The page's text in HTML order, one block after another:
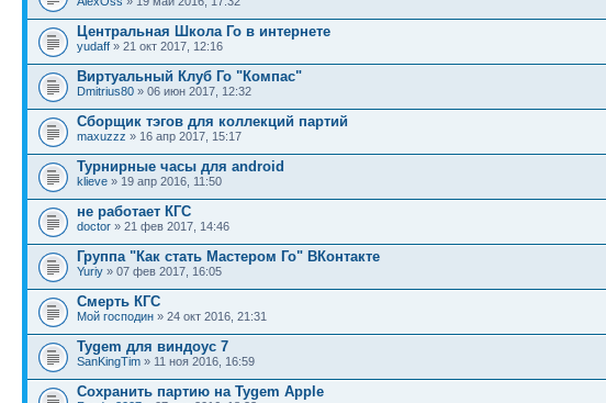
Центральная Школа Го в интернете
yudaff » 21 окт 2017, 12:16
Виртуальный Клуб Го "Компас"
Dmitrius80 » 06 июн 2017, 12:32
Сборщик тэгов для коллекций партий
maxuzzz » 16 апр 2017, 15:17
Турнирные часы для android
klieve » 19 апр 2016, 11:50
не работает КГС
doctor » 21 фев 2017, 14:46
Группа "Как стать Мастером Го" ВКонтакте
Yuriy » 07 фев 2017, 16:05
Смерть КГС
Мой господин » 24 окт 2016, 21:31
Tygem для виндоус 7
SanKingTim » 11 ноя 2016, 16:59
Сохранить партию на Tygem Apple